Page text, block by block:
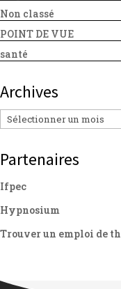
Non classé
POINT DE VUE
santé
Archives
Archives
Partenaires
Ifpec
Hypnosium
Trouver un emploi de